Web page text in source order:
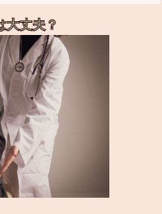
大丈夫？